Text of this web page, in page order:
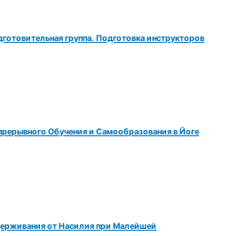
группа. Подготовка инструкторов
Обучения и Самообразования в Йоге
от Насилия при Малейшей